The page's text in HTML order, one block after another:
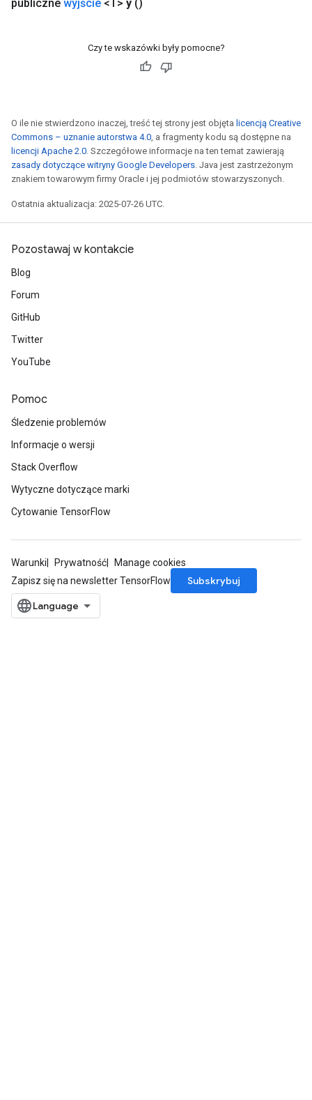
publiczne wyjście <T> y ()
Czy te wskazówki były pomocne?
O ile nie stwierdzono inaczej, treść tej strony jest objęta licencją Creative
Commons – uznanie autorstwa 4.0, a fragmenty kodu są dostępne na
licencji Apache 2.0. Szczegółowe informacje na ten temat zawierają
zasady dotyczące witryny Google Developers. Java jest zastrzeżonym
znakiem towarowym firmy Oracle i jej podmiotów stowarzyszonych.
Ostatnia aktualizacja: 2025-07-26 UTC.
Pozostawaj w kontakcie
Blog
Forum
GitHub
Twitter
YouTube
Pomoc
Śledzenie problemów
Informacje o wersji
Stack Overflow
Wytyczne dotyczące marki
Cytowanie TensorFlow
Warunki Prywatność
Manage cookies
Zapisz się na newsletter TensorFlow
Subskrybuj